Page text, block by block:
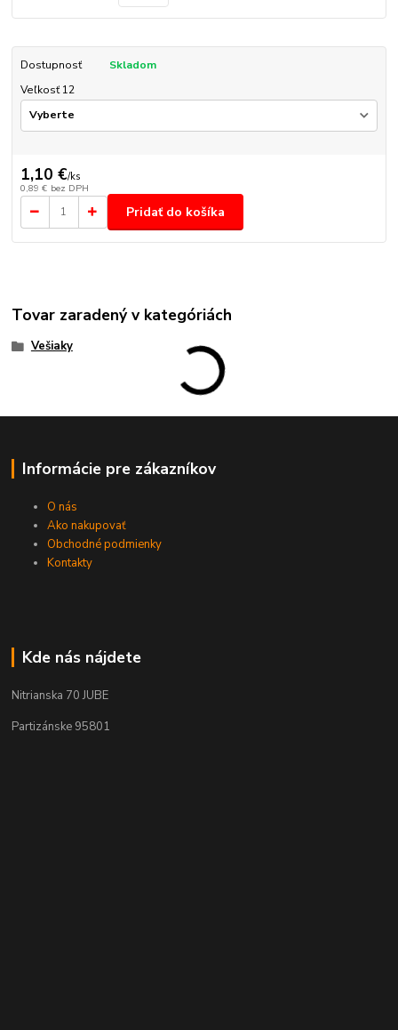
Dostupnosť
Skladom
Veľkosť 12
1,10 €/ks
0,89 € bez DPH
Pridať do košíka
Tovar zaradený v kategóriách
Vešiaky
Informácie pre zákazníkov
O nás
Ako nakupovať
Obchodné podmienky
Kontakty
Kde nás nájdete
Nitrianska 70 JUBE
Partizánske 95801